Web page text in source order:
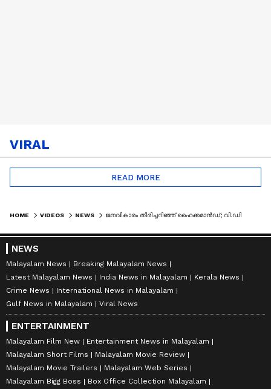
VIRAL
READ MORE
HOME VIDEOS NEWS
NEWS
Malayalam News
Breaking Malayalam News
Latest Malayalam News
India News in Malayalam
Kerala News
Crime News
International News in Malayalam
Gulf News in Malayalam
Viral News
ENTERTAINMENT
Malayalam Film New
Entertainment News in Malayalam
Malayalam Short Films
Malayalam Movie Review
Malayalam Movie Trailers
Malayalam Web Series
Malayalam Bigg Boss
Box Office Collection Malayalam